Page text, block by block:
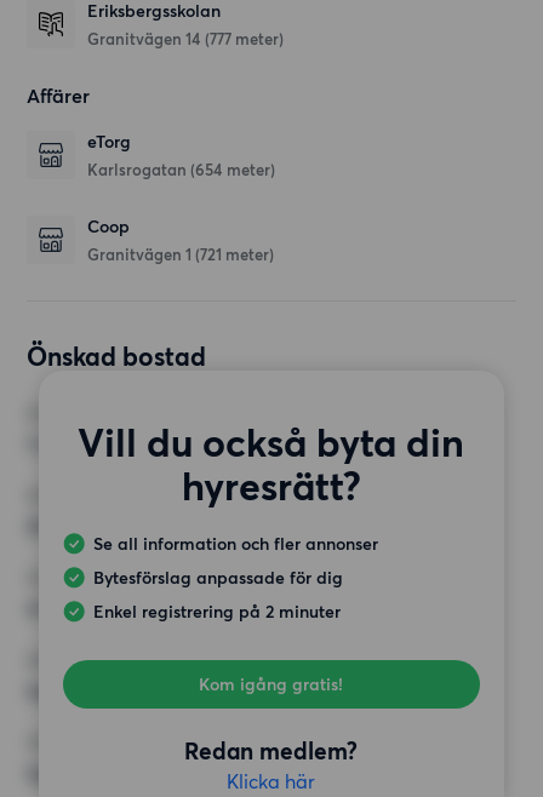
Eriksbergsskolan
Granitvägen 14 (777 meter)
Affärer
eTorg
Karlsrogatan (654 meter)
Coop
Granitvägen 1 (721 meter)
Önskad bostad
Vill du också byta din
hyresrätt?
Se all information och fler annonser
Bytesförslag anpassade för dig
Enkel registrering på 2 minuter
Kom igång gratis!
Redan medlem?
Klicka här
MINST ANTAL KVADRATMETER
HÖGSTA HYRA
4 000 kr
Inga speciella krav
ÖVRIGA PREFERENSER
Inga speciella preferenser